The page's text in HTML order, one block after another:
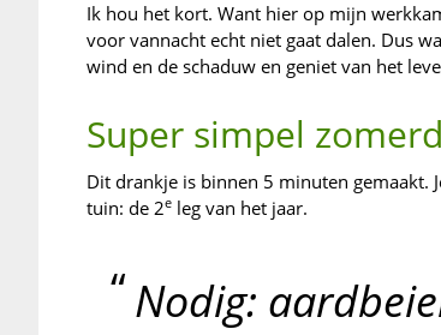
Ik hou het kort. Want hier op mijn
voor vannacht echt niet gaat dalen. Dus
wind en de schaduw en geniet van het
Super simpel
Dit drankje is binnen 5 minuten gemaakt.
tuin: de 2e leg van het jaar.
Nodig: